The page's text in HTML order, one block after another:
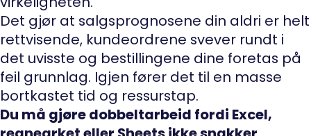
Det gjør at salgsprognosene din aldri er helt
rettvisende, kundeordrene svever rundt i
det uvisste og bestillingene dine foretas på
feil grunnlag. Igjen fører det til en masse
bortkastet tid og ressurstap.
Du må gjøre dobbeltarbeid fordi Excel,